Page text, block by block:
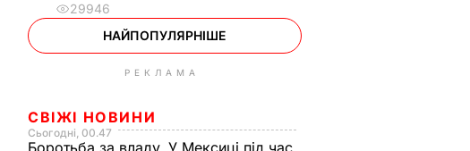
29946
НАЙПОПУЛЯРНІШЕ
РЕКЛАМА
СВІЖІ НОВИНИ
Сьогодні, 00.47
Боротьба за владу. У Мексиці під час